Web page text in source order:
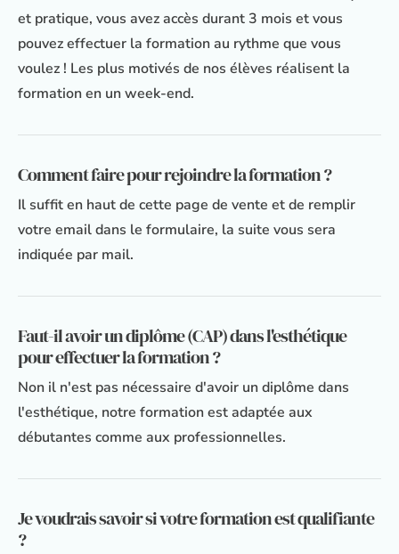
et pratique, vous avez accès durant 3 mois et vous
pouvez effectuer la formation au rythme que vous
voulez ! Les plus motivés de nos élèves réalisent la
formation en un week-end.
Comment faire pour rejoindre la formation ?
Il suffit en haut de cette page de vente et de remplir
votre email dans le formulaire, la suite vous sera
indiquée par mail.
Faut-il avoir un diplôme (CAP) dans l'esthétique
pour effectuer la formation ?
Non il n'est pas nécessaire d'avoir un diplôme dans
l'esthétique, notre formation est adaptée aux
débutantes comme aux professionnelles.
Je voudrais savoir si votre formation est qualifiante
?